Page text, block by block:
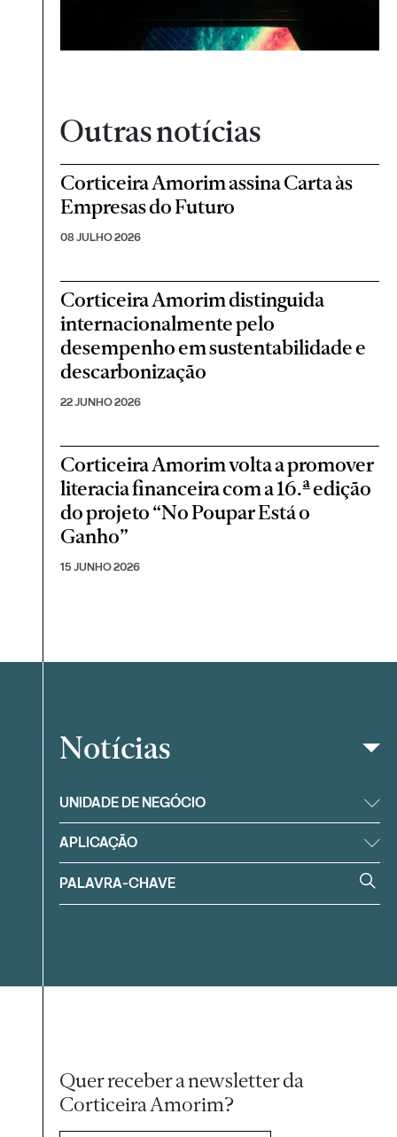
Outras notícias
Corticeira Amorim assina Carta às
Empresas do Futuro
08 JULHO 2026
Corticeira Amorim distinguida
internacionalmente pelo
desempenho em sustentabilidade e
descarbonização
22 JUNHO 2026
Corticeira Amorim volta a promover
literacia financeira com a 16.ª edição
do projeto “No Poupar Está o
Ganho”
15 JUNHO 2026
Filtrar
Notícias
UNIDADE DE NEGÓCIO
APLICAÇÃO
Quer receber a newsletter da
Corticeira Amorim?